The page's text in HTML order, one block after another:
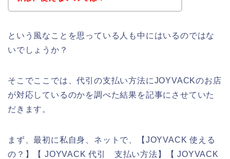
という風なことを思っている人も中にはいるのではな
いでしょうか？
そこでここでは、代引の支払い方法にJOYVACKのお店
が対応しているのかを調べた結果を記事にさせていた
だきます。
まず、最初に私自身、ネットで、【JOYVACK 使える
の？】【 JOYVACK 代引 支払い方法】【 JOYVACK